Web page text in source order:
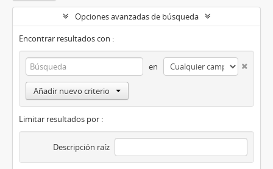
Opciones avanzadas de búsqueda
Encontrar resultados con :
en
Añadir nuevo criterio
Limitar resultados por :
Descripción raíz